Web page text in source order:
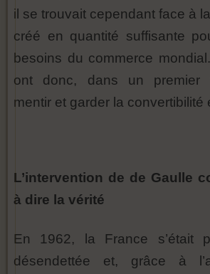
il se trouvait cependant face à
créé en quantité suffisante
besoins du commerce
ont donc, dans un premier
mentir et garder la convertibilité
L’intervention de de Gaulle
à dire la vérité
En 1962, la France s’était
désendettée et, grâce à